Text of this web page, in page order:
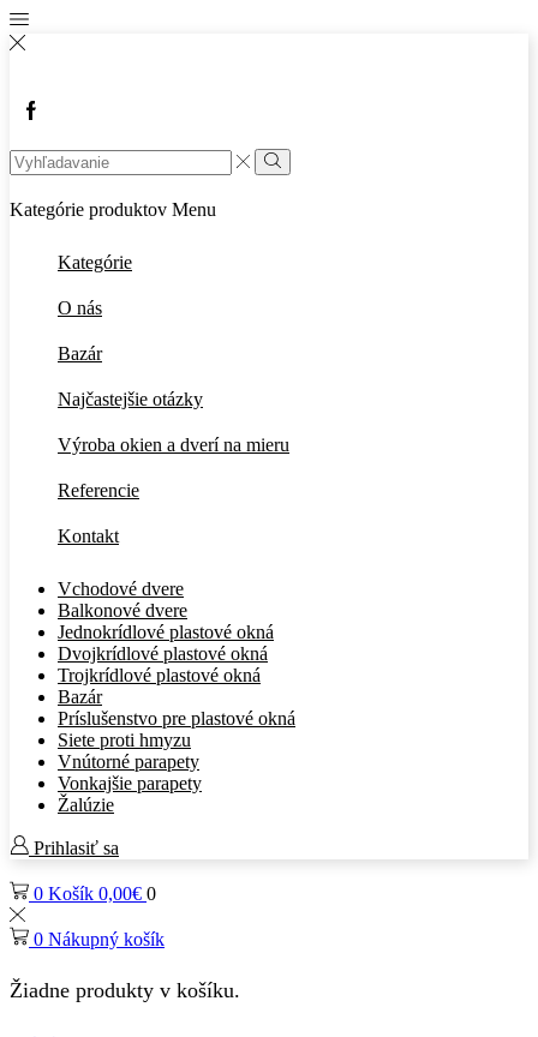
Facebook
Search
input
Vyhľadávanie
Kategórie produktov Menu
Kategórie
O nás
Bazár
Najčastejšie otázky
Výroba okien a dverí na mieru
Referencie
Kontakt
Vchodové dvere
Balkonové dvere
Jednokrídlové plastové okná
Dvojkrídlové plastové okná
Trojkrídlové plastové okná
Bazár
Príslušenstvo pre plastové okná
Siete proti hmyzu
Vnútorné parapety
Vonkajšie parapety
Žalúzie
Prihlasiť sa
0 Košík 0,00€ 0
0 Nákupný košík
Žiadne produkty v košíku.